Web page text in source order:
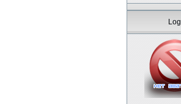
Log